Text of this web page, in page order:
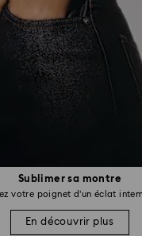
Sublimer sa montre
votre poignet d’un éclat
En découvrir plus